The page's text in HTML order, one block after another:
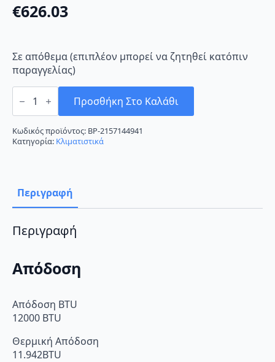
€626.03
Σε απόθεμα (επιπλέον μπορεί να ζητηθεί κατόπιν
παραγγελίας)
Fujitsu
ASHG12LMCA/AOHG12LMCA
Inverter
12000
BTU
A++/A+
Προσθήκη Στο Καλάθι
Κωδικός προϊόντος: BP-2157144941
Κατηγορία: Κλιματιστικά
Περιγραφή
Περιγραφή
Απόδοση
Απόδοση BTU
12000 BTU
Θερμική Απόδοση
11.942BTU